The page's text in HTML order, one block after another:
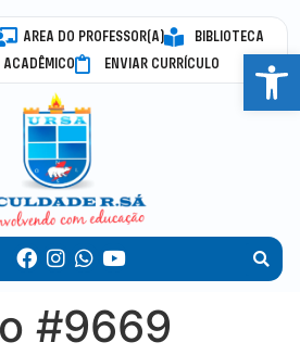
AREA DO PROFESSOR(A)
BIBLIOTECA
ACADÊMICO
ENVIAR CURRÍCULO
#9669
Abrir